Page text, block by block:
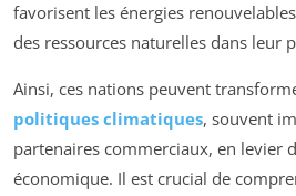
favorisent les énergies
des ressources naturelles dans leur
Ainsi, ces nations peuvent
politiques climatiques, souvent
partenaires commerciaux, en levier
économique. Il est crucial de